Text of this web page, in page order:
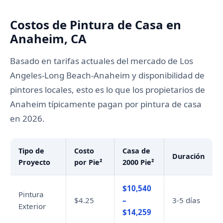
Costos de Pintura de Casa en
Anaheim, CA
Basado en tarifas actuales del mercado de Los
Angeles-Long Beach-Anaheim y disponibilidad de
pintores locales, esto es lo que los propietarios de
Anaheim típicamente pagan por pintura de casa
en 2026.
Tipo de
Proyecto
Costo
por Pie²
Casa de
2000 Pie²
Duración
Pintura
Exterior
$4.25
$10,540
–
$14,259
3-5 días